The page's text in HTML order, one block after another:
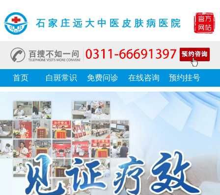
石家庄远大中医皮肤病医院
首页 白斑常识 免费问诊 在线咨询 预约挂号